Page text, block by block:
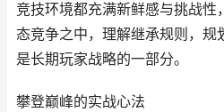
竞技环境都充满新鲜感与挑战性
态竞争之中，理解继承规则，规
是长期玩家战略的一部分。
攀登巅峰的实战心法